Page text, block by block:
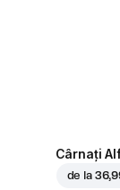
Cârnați
de la